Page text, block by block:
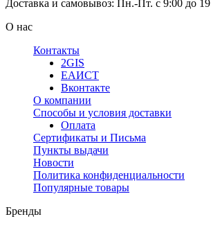
Доставка и самовывоз: Пн.-Пт. с 9:00 до
О нас
Контакты
2GIS
ЕАИСТ
Вконтакте
О компании
Способы и условия доставки
Оплата
Сертификаты и Письма
Пункты выдачи
Новости
Политика конфиденциальности
Популярные товары
Бренды